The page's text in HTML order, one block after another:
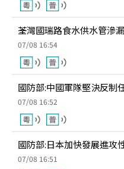
荃灣國瑞路食水供水管滲
07/08 16:54
國防部:中國軍隊堅決反制
07/08 16:52
國防部:日本加快發展進攻
07/08 16:51